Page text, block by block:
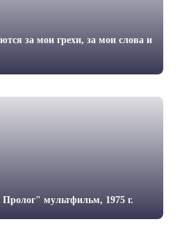
за мои грехи, за мои слова и
мультфильм, 1975 г.